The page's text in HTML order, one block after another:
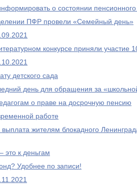
о состоянии
ПФР провели «Семейный день»
конкурсе приняли участие
детского сада
день для обращения за
о праве на досрочную пенсию
работе
жителям блокадного
это к деньгам
Удобнее по записи!